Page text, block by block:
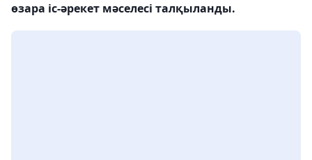
өзара іс-әрекет мәселесі талқыланды.